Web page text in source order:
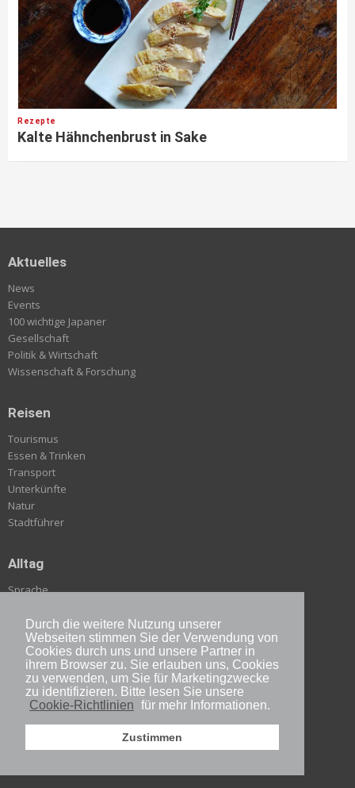
Durch die weitere Nutzung unserer
Webseiten stimmen Sie der Verwendung von
Cookies durch uns und unsere Partner in
ihrem Browser zu. Sie erlauben uns, Cookies
zu verwenden, um Sie für Marketingzwecke
zu identifizieren. Bitte lesen Sie unsere
Cookie-Richtlinien für mehr Informationen.
Zustimmen
Rezepte
Kalte Hähnchenbrust in Sake
Aktuelles
News
Events
100 wichtige Japaner
Gesellschaft
Politik & Wirtschaft
Wissenschaft & Forschung
Reisen
Tourismus
Essen & Trinken
Transport
Unterkünfte
Natur
Stadtführer
Alltag
Sprache
Verhalten
Auf nach Japan
Langfristig in Japan
Kultur-Erbe
Geschichte